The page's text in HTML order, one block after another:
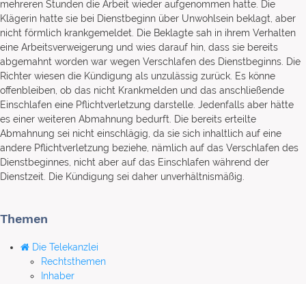
mehreren Stunden die Arbeit wieder aufgenommen hatte. Die
Klägerin hatte sie bei Dienstbeginn über Unwohlsein beklagt, aber
nicht förmlich krankgemeldet. Die Beklagte sah in ihrem Verhalten
eine Arbeitsverweigerung und wies darauf hin, dass sie bereits
abgemahnt worden war wegen Verschlafen des Dienstbeginns. Die
Richter wiesen die Kündigung als unzulässig zurück. Es könne
offenbleiben, ob das nicht Krankmelden und das anschließende
Einschlafen eine Pflichtverletzung darstelle. Jedenfalls aber hätte
es einer weiteren Abmahnung bedurft. Die bereits erteilte
Abmahnung sei nicht einschlägig, da sie sich inhaltlich auf eine
andere Pflichtverletzung beziehe, nämlich auf das Verschlafen des
Dienstbeginnes, nicht aber auf das Einschlafen während der
Dienstzeit. Die Kündigung sei daher unverhältnismäßig.
Themen
Die Telekanzlei
Rechtsthemen
Inhaber